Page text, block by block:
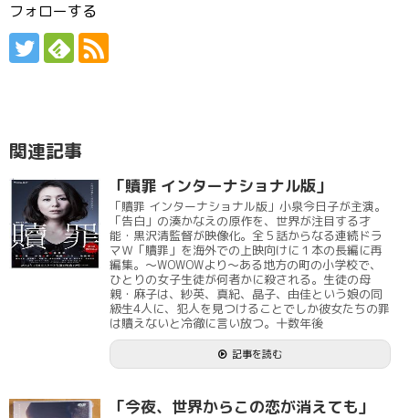
フォローする
関連記事
「贖罪 インターナショナル版」
「贖罪 インターナショナル版」小泉今日子が主演。
「告白」の湊かなえの原作を、世界が注目する才
能・黒沢清監督が映像化。全５話からなる連続ドラ
マＷ「贖罪」を海外での上映向けに１本の長編に再
編集。～WOWOWより～ある地方の町の小学校で、
ひとりの女子生徒が何者かに殺される。生徒の母
親・麻子は、紗英、真紀、晶子、由佳という娘の同
級生4人に、犯人を見つけることでしか彼女たちの罪
は贖えないと冷徹に言い放つ。十数年後
記事を読む
「今夜、世界からこの恋が消えても」